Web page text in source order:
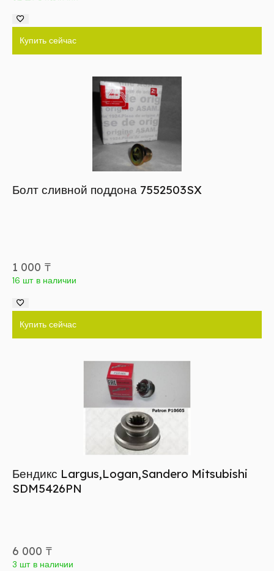
Купить сейчас
Болт сливной поддона 7552503SX
1 000 ₸
16 шт в наличии
Купить сейчас
Бендикс Largus,Logan,Sandero Mitsubishi
SDM5426PN
6 000 ₸
3 шт в наличии